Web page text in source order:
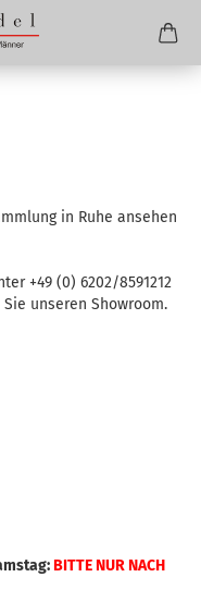
in Ruhe ansehen
+49 (0) 6202/8591212
unseren Showroom.
BITTE NURNACH